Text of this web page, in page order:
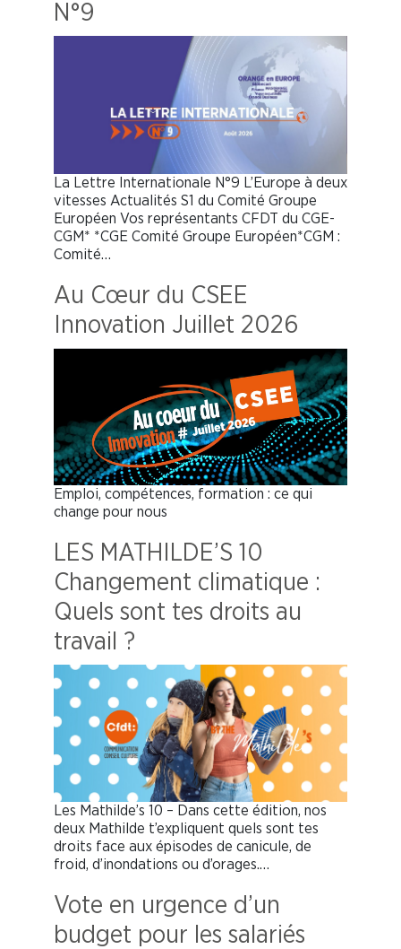
N°9
La Lettre Internationale N°9 L’Europe à deux
vitesses Actualités S1 du Comité Groupe
Européen Vos représentants CFDT du CGE-
CGM* *CGE Comité Groupe Européen*CGM :
Comité…
Au Cœur du CSEE
Innovation Juillet 2026
Emploi, compétences, formation : ce qui
change pour nous
LES MATHILDE’S 10
Changement climatique :
Quels sont tes droits au
travail ?
Les Mathilde’s 10 – Dans cette édition, nos
deux Mathilde t’expliquent quels sont tes
droits face aux épisodes de canicule, de
froid, d’inondations ou d’orages.…
Vote en urgence d’un
budget pour les salariés